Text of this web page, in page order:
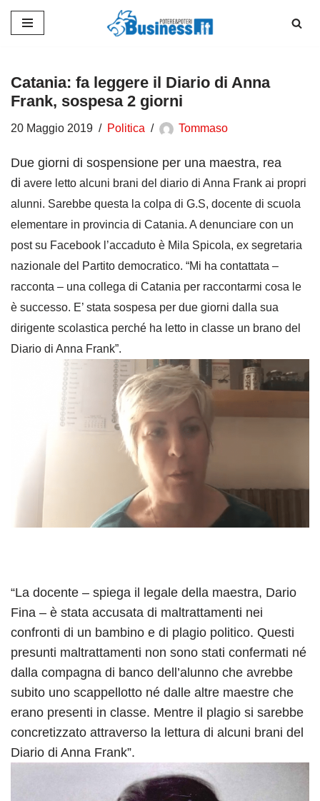
contenuto
Catania: fa leggere il Diario di Anna
Frank, sospesa 2 giorni
20 Maggio 2019 Politica Tommaso
Due giorni di sospensione per una maestra, rea
di avere letto alcuni brani del diario di Anna Frank ai propri
alunni. Sarebbe questa la colpa di G.S, docente di scuola
elementare in provincia di Catania. A denunciare con un
post su Facebook l’accaduto è Mila Spicola, ex segretaria
nazionale del Partito democratico. “Mi ha contattata –
racconta – una collega di Catania per raccontarmi cosa le
è successo. E’ stata sospesa per due giorni dalla sua
dirigente scolastica perché ha letto in classe un brano del
Diario di Anna Frank”.
“La docente – spiega il legale della maestra, Dario
Fina – è stata accusata di maltrattamenti nei
confronti di un bambino e di plagio politico. Questi
presunti maltrattamenti non sono stati confermati né
dalla compagna di banco dell’alunno che avrebbe
subito uno scappellotto né dalle altre maestre che
erano presenti in classe. Mentre il plagio si sarebbe
concretizzato attraverso la lettura di alcuni brani del
Diario di Anna Frank”.